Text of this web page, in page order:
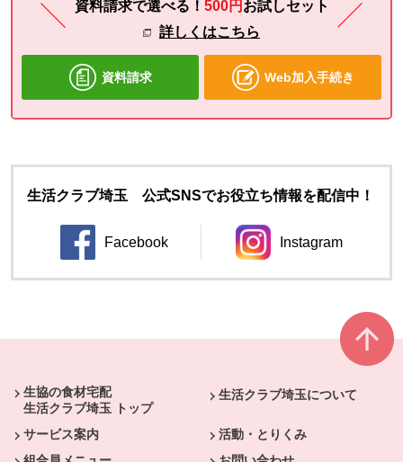
資料請求で選べる！ 500円 お試しセット
詳しくはこちら
資料請求 Web加入手続き
生活クラブ埼玉 公式SNSでお役立ち情報を配信中！
Facebook
別のウィンドウで開きます。
Instagram
別のウィンドウ
生協の食材宅配
生活クラブ埼玉 トップ
生活クラブ埼玉について
サービス案内
活動・とりくみ